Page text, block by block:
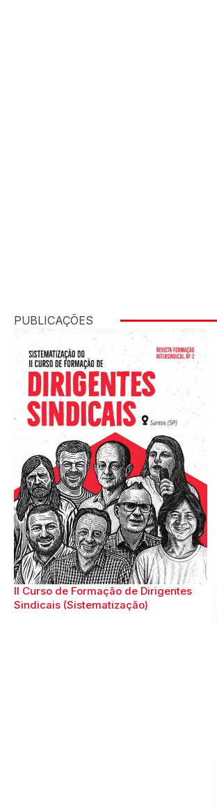
PUBLICAÇÕES
II Curso de Formação de Dirigentes
Sindicais (Sistematização)